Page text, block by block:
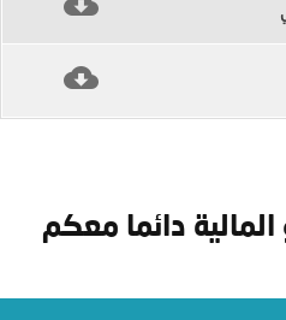
المالية دائما معكم